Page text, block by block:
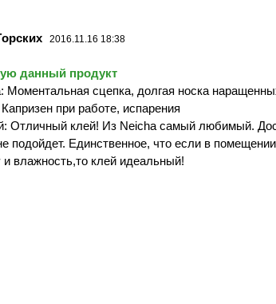
2016.11.16 18:38
данный продукт
Моментальная сцепка, долгая носка
при работе, испарения
Отличный клей! Из Neicha самый любимый.
подойдет. Единственное, что если в
и влажность,то клей идеальный!